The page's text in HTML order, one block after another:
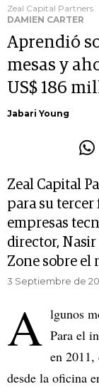
Zeal Capital Partners
DAMIEN CARTER
Aprendió
mesas y
US$ 186
Jabari Young
Zeal Capital
para su
empresas
director,
Zone sobre el
3 Septiembre de
A lgunos
Para el
en
desde la oficina